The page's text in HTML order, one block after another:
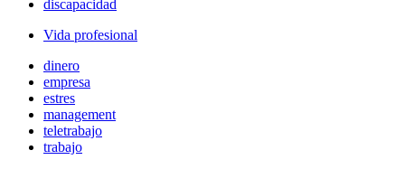
discapacidad
Vida profesional
dinero
empresa
estres
management
teletrabajo
trabajo